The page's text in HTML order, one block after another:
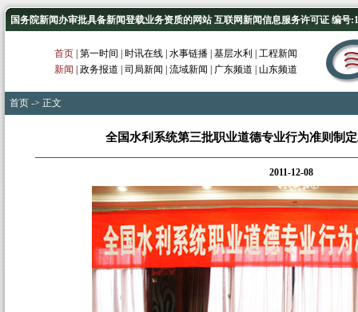
国务院新闻办审批具备新闻登载业务资质的网站 互联网新闻信息服务许可证 编号
首页 第一时间 时讯在线 水事链播 基层水利
工程新闻
新闻
政务报道 司局新闻 流域新闻 广东频道 山东频道
首页 -> 正文
全国水利系统第三批职业道德专业行为准则制
2011-12-08